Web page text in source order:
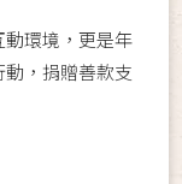
環境，更是年
，捐贈善款支